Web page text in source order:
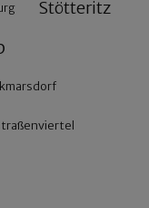
Stötteritz